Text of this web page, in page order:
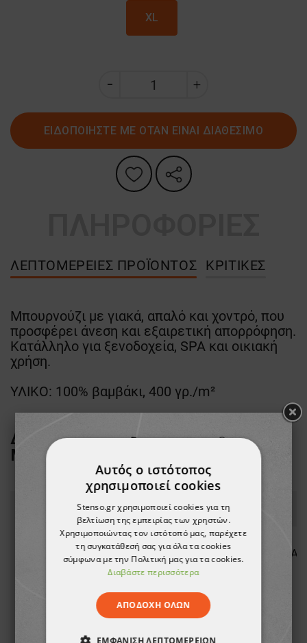
XL
ΕΙΔΟΠΟΙΗΣΤΕ ΜΕ ΟΤΑΝ ΕΙΝΑΙ ΔΙΑΘΕΣΙΜΟ
ΛΕΠΤΟΜΈΡΕΙΕΣ ΠΡΟΪΌΝΤΟΣ ΚΡΙΤΙΚΈΣ
Μπουρνούζι με γιακά, απαλό και χοντρό, που
προσφέρει άνεση και εξαιρετική απορρόφηση.
Κατάλληλο για ξενοδοχεία, SPA και οικιακή
χρήση.
ΥΛΙΚΟ: 100% βαμβάκι, 400 γρ./m²
ΔΕΙΤΕ ΠΕΡΙΣΣΟΤΕΡΑ ΑΠΟ ΤΗ
ΜΑΡΚΑ
Αυτός ο ιστότοπος
χρησιμοποιεί cookies
Stenso.gr χρησιμοποιεί cookies για τη
βελτίωση της εμπειρίας των χρηστών.
Χρησιμοποιώντας τον ιστότοπό μας, παρέχετε
τη συγκατάθεσή σας για όλα τα cookies
σύμφωνα με την Πολιτική μας για τα cookies.
Διαβάστε περισσότερα
ΑΠΟΔΟΧΉ ΌΛΩΝ
ΕΜΦΆΝΙΣΗ ΛΕΠΤΟΜΕΡΕΙΏΝ